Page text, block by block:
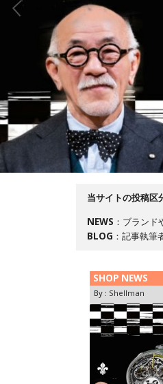
当サイトの投稿区
NEWS ：ブラン
BLOG ：記事執筆
SHOP NEWS
By : Shellman